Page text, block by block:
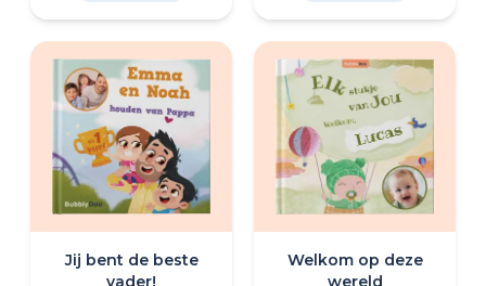
Jij bent de beste
vader!
Welkom op deze
wereld